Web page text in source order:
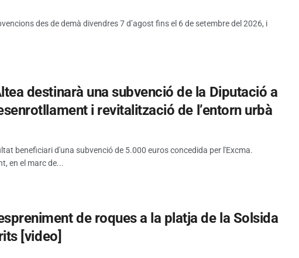
des de demà divendres 7 d’agost fins el 6 de setembre del 2026, i
destinarà una subvenció de la Diputació a
i revitalització de l’entorn urbà
beneficiari d'una subvenció de 5.000 euros concedida per l'Excma.
en el marc de...
de roques a la platja de la Solsida
[video]